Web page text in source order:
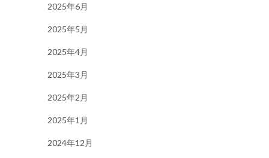
2025年6月
2025年5月
2025年4月
2025年3月
2025年2月
2025年1月
2024年12月